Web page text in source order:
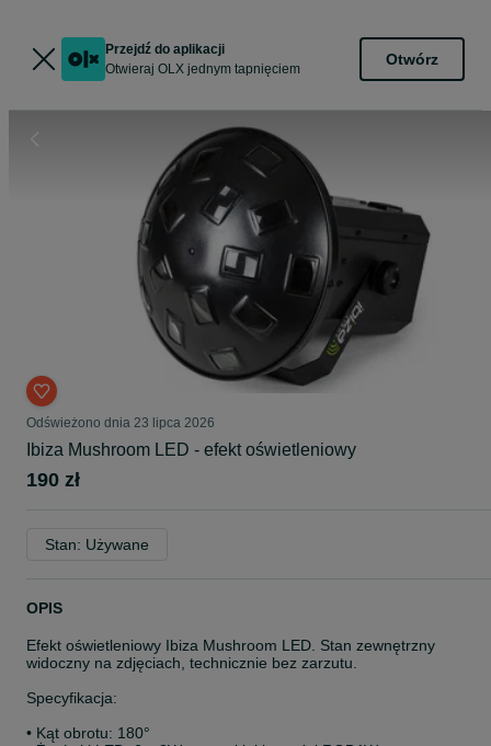
Przejdź do aplikacji
Otwieraj OLX jednym tapnięciem
Otwórz
Odświeżono dnia 23 lipca 2026
Ibiza Mushroom LED - efekt oświetleniowy
190 zł
Stan: Używane
OPIS
Efekt oświetleniowy Ibiza Mushroom LED. Stan zewnętrzny
widoczny na zdjęciach, technicznie bez zarzutu.
Specyfikacja:
• Kąt obrotu: 180°